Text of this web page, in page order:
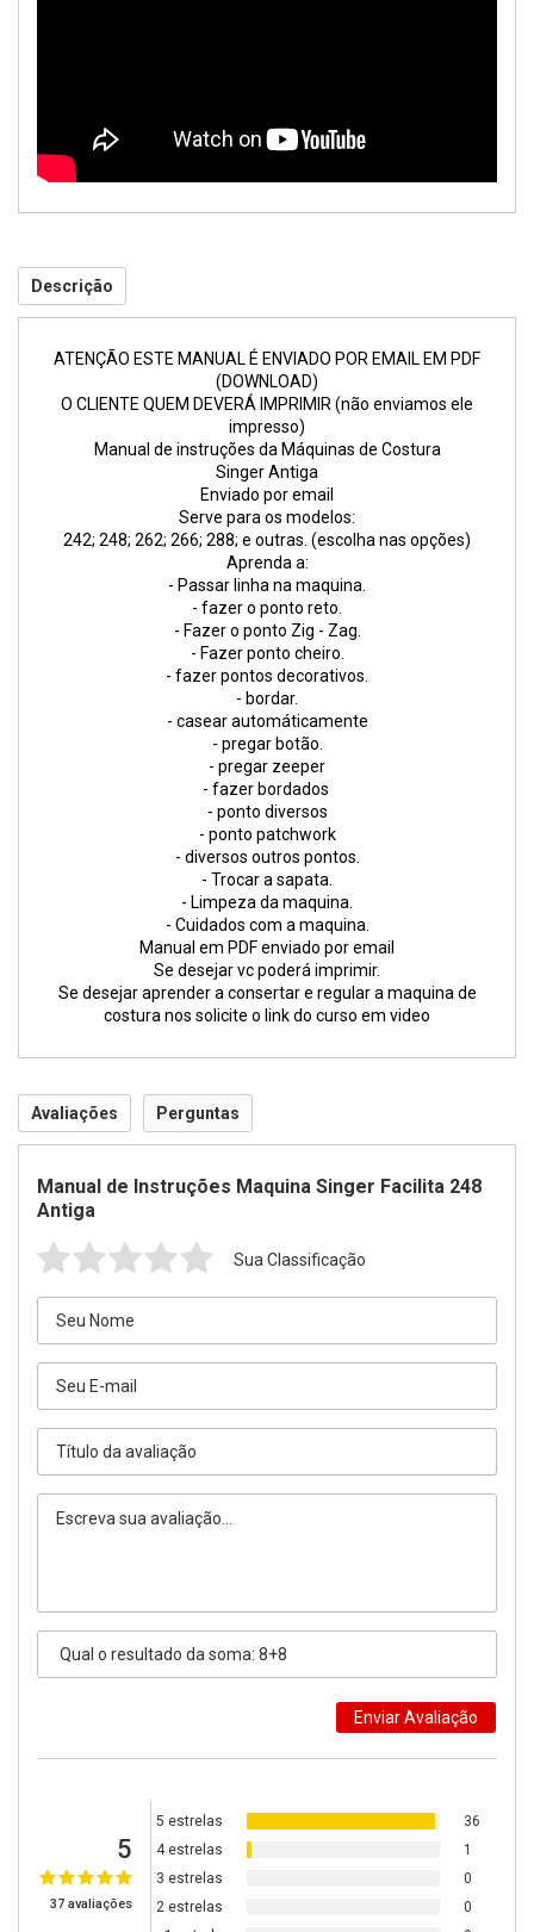
Descrição
ATENÇÃO ESTE MANUAL É ENVIADO POR EMAIL EM PDF
(DOWNLOAD)
O CLIENTE QUEM DEVERÁ IMPRIMIR (não enviamos ele
impresso)
Manual de instruções da Máquinas de Costura
Singer Antiga
Enviado por email
Serve para os modelos:
242; 248; 262; 266; 288; e outras. (escolha nas opções)
Aprenda a:
- Passar linha na maquina.
- fazer o ponto reto.
- Fazer o ponto Zig - Zag.
- Fazer ponto cheiro.
- fazer pontos decorativos.
- bordar.
- casear automáticamente
- pregar botão.
- pregar zeeper
- fazer bordados
- ponto diversos
- ponto patchwork
- diversos outros pontos.
- Trocar a sapata.
- Limpeza da maquina.
- Cuidados com a maquina.
Manual em PDF enviado por email
Se desejar vc poderá imprimir.
Se desejar aprender a consertar e regular a maquina de
costura nos solicite o link do curso em video
Avaliações Perguntas
Manual de Instruções Maquina Singer Facilita 248
Antiga
Sua Classificação
5
37 avaliações
5 estrelas
36
4 estrelas
1
3 estrelas
0
2 estrelas
0